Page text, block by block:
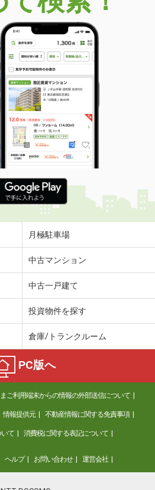
月極駐車場
中古マンション
中古一戸建て
投資物件を探す
倉庫/トランクルーム
PC版へ
ご利用端末からの情報の外部送信について
情報提供元 不動産情報に関する免責事項
て 消費税に関する表記について
ヘルプ お問い合わせ 運営会社